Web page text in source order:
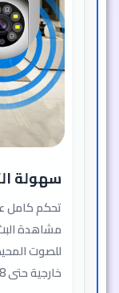
سهولة
تحكم كامل
مشاهدة البث
للصوت
خارجية حتى 128 جيجا.